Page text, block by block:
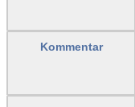
Kommentar